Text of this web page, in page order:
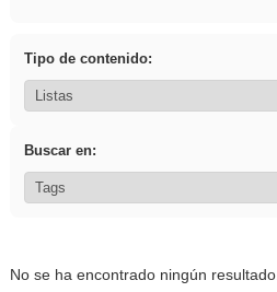
Tipo de contenido:
Buscar en:
No se ha encontrado ningún resultado.